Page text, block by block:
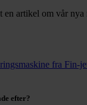
artikel om vår nya
efter?